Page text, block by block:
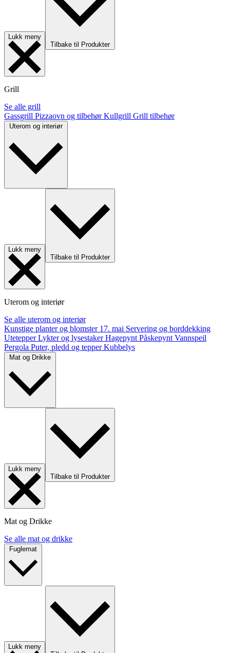
Lukk meny
Tilbake til Produkter
Grill
Se alle grill
Gassgrill Pizzaovn og tilbehørKullgrill Grill tilbehør
Uterom og interiør
Lukk meny
Tilbake til Produkter
Uterom og interiør
Se alle uterom og interiør
Kunstige planter og blomster 17. mai Servering og borddekking
UtetepperLykter og lysestakerHagepynt Påskepynt Vannspeil
Pergola Puter, pledd og tepperKubbelys
Lukk meny
Tilbake til Produkter
Mat og Drikke
Se alle mat og drikke
Lukk meny